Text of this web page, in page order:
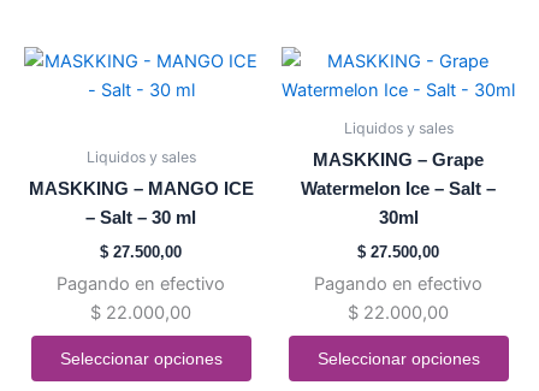
de
producto
de
producto
Liquidos y sales
MASKKING – MANGO ICE
– Salt – 30 ml
$ 27.500,00
Pagando en efectivo
$ 22.000,00
Seleccionar opciones
Este
producto
múltiples
se
pueden
elegir
la
Liquidos y sales
MASKKING – Grape
Watermelon Ice – Salt –
30ml
$ 27.500,00
Pagando en efectivo
$ 22.000,00
Seleccionar opciones
Este
producto
tiene
variantes.
se
pueden
elegir
la